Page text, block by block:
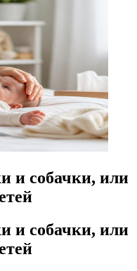
и собачки, или
и собачки, или